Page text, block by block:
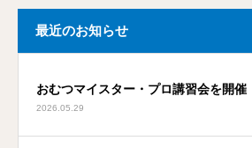
最近のお知らせ
おむつマイスター・プロ講習会を開催
2026.05.29